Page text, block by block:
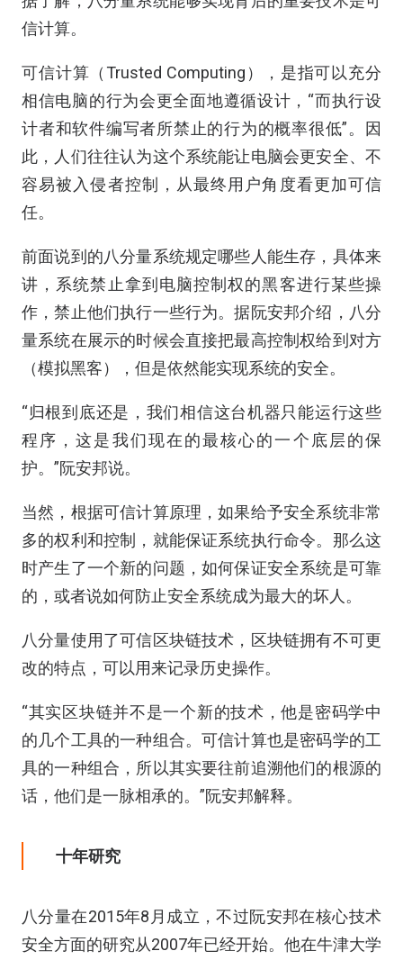
信计算。
可信计算（Trusted Computing），是指可以充分
相信电脑的行为会更全面地遵循设计，“而执行设
计者和软件编写者所禁止的行为的概率很低”。因
此，人们往往认为这个系统能让电脑会更安全、不
容易被入侵者控制，从最终用户角度看更加可信
任。
前面说到的八分量系统规定哪些人能生存，具体来
讲，系统禁止拿到电脑控制权的黑客进行某些操
作，禁止他们执行一些行为。据阮安邦介绍，八分
量系统在展示的时候会直接把最高控制权给到对方
（模拟黑客），但是依然能实现系统的安全。
“归根到底还是，我们相信这台机器只能运行这些
程序，这是我们现在的最核心的一个底层的保
护。”阮安邦说。
当然，根据可信计算原理，如果给予安全系统非常
多的权利和控制，就能保证系统执行命令。那么这
时产生了一个新的问题，如何保证安全系统是可靠
的，或者说如何防止安全系统成为最大的坏人。
八分量使用了可信区块链技术，区块链拥有不可更
改的特点，可以用来记录历史操作。
“其实区块链并不是一个新的技术，他是密码学中
的几个工具的一种组合。可信计算也是密码学的工
具的一种组合，所以其实要往前追溯他们的根源的
话，他们是一脉相承的。”阮安邦解释。
十年研究
八分量在2015年8月成立，不过阮安邦在核心技术
安全方面的研究从2007年已经开始。他在牛津大学